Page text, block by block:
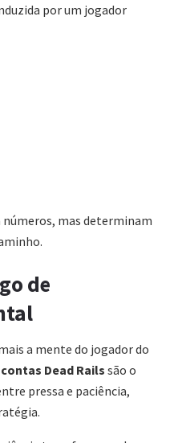
por um jogador
números, mas determinam
de
a mente do jogador do
contas Dead Rails são o
pressa e paciência,